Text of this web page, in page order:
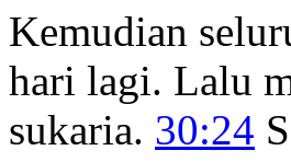
Kemudian
hari lagi. Lalu
sukaria. 30:24